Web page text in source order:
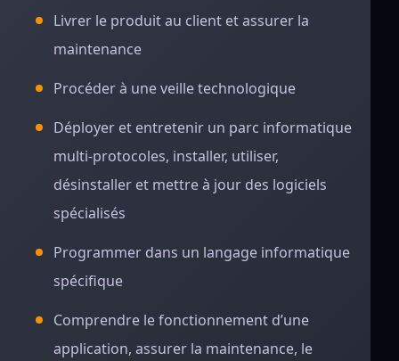
Livrer le produit au client et assurer la
maintenance
Procéder à une veille technologique
Déployer et entretenir un parc informatique
multi-protocoles, installer, utiliser,
désinstaller et mettre à jour des logiciels
spécialisés
Programmer dans un langage informatique
spécifique
Comprendre le fonctionnement d’une
application, assurer la maintenance, le